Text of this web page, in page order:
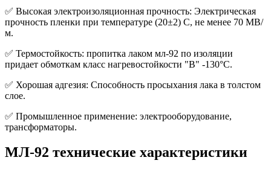
✅ Высокая электроизоляционная прочность: Электрическая
прочность пленки при температуре (20±2) С, не менее 70 МВ/
м.
✅ Термостойкость: пропитка лаком мл-92 по изоляции
придает обмоткам класс нагревостойкости "В" -130°C.
✅ Хорошая адгезия: Способность просыхания лака в толстом
слое.
✅ Промышленное применение: электрооборудование,
трансформаторы.
МЛ-92 технические характеристики